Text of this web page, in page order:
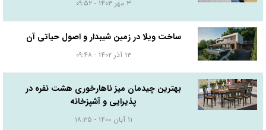
ساخت ویلا در زمین شیبدار و اصول حیاتی آن
۱۳ آذر ۱۴۰۲ - ۰۹:۴۸
بهترین چیدمان میز ناهارخوری هشت نفره در
پذیرایی و آشپزخانه